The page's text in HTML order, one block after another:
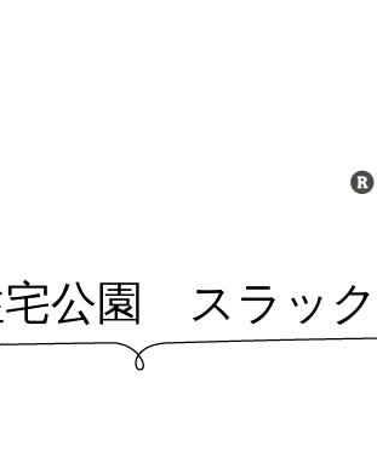
宅公園 スラッ